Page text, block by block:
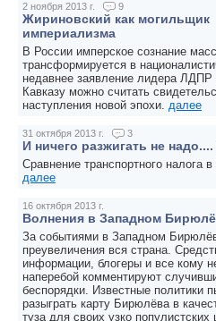
2 ноября 2013 г. 9
Жириновский как могильщик
империализма
В России имперское сознание масс
трансформируется в
недавнее заявление лидера
Кавказу можно считать
наступления новой эпохи. далее
31 октября 2013 г. 3
И ничего разжигать не
Сравнение транспортного налога
далее
16 октября 2013 г.
Волнения в Западном
За событиями в Западном
преувеличения вся страна.
информации, блогеры и все кому
наперебой комментируют
беспорядки. Известные политики
разыграть карту Бирюлёва в
туза для своих узко популистских